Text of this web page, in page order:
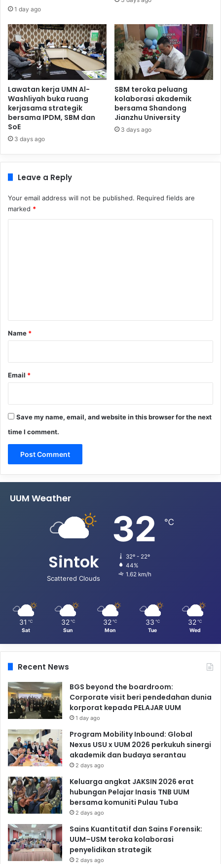
1 day ago
Lawatan kerja UMN Al-
Washliyah buka ruang
kerjasama strategik
bersama IPDM, SBM dan
SoE
3 days ago
SBM teroka peluang
kolaborasi akademik
bersama Shandong
Jianzhu University
3 days ago
Leave a Reply
Your email address will not be published. Required fields are
marked *
*
Name *
Email *
Save my name, email, and website in this browser for the next
time I comment.
UUM Weather
Sintok
Scattered Clouds
32 ℃
32º - 22º
44%
1.62 km/h
31 ℃
Sat
32 ℃
Sun
32 ℃
Mon
33 ℃
Tue
32 ℃
Wed
Recent News
BGS beyond the boardroom:
Corporate visit beri pendedahan dunia
korporat kepada PELAJAR UUM
1 day ago
Program Mobility Inbound: Global
Nexus USU x UUM 2026 perkukuh sinergi
akademik dan budaya serantau
2 days ago
Keluarga angkat JAKSIN 2026 erat
hubungan Pelajar Inasis TNB UUM
bersama komuniti Pulau Tuba
2 days ago
Sains Kuantitatif dan Sains Forensik:
UUM–USM teroka kolaborasi
penyelidikan strategik
2 days ago